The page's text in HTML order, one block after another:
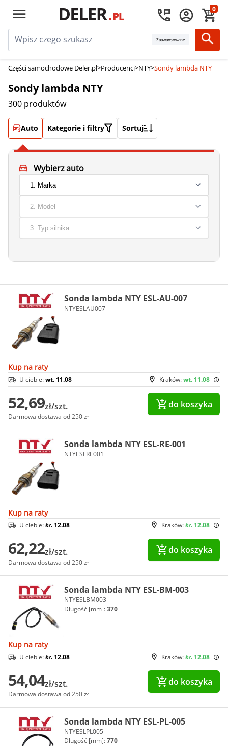
0
Zaawansowane
Części samochodowe Deler.pl>Producenci>NTY>Sondy lambda NTY
Sondy lambda NTY
300 produktów
Auto Kategorie i filtry Sortuj
Wybierz auto
Sonda lambda NTY ESL-AU-007
NTYESLAU007
Kup na raty
Kraków:wt. 11.08
U ciebie:wt. 11.08
52,69zł/szt.
Darmowa dostawa od 250 zł
do koszyka
Sonda lambda NTY ESL-RE-001
NTYESLRE001
Kup na raty
Kraków:śr. 12.08
U ciebie:śr. 12.08
62,22zł/szt.
Darmowa dostawa od 250 zł
do koszyka
Sonda lambda NTY ESL-BM-003
NTYESLBM003
Długość [mm]:370
Kup na raty
Kraków:śr. 12.08
U ciebie:śr. 12.08
54,04zł/szt.
Darmowa dostawa od 250 zł
do koszyka
Sonda lambda NTY ESL-PL-005
NTYESLPL005
Długość [mm]:770